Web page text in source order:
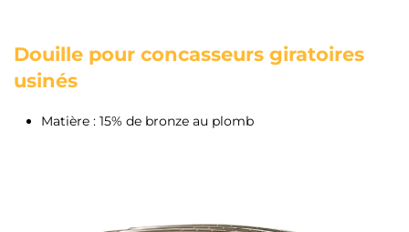
Douille pour concasseurs giratoires
usinés
Matière : 15% de bronze au plomb